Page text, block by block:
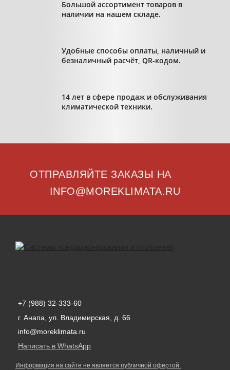
Большой ассортимент товаров в
наличии на нашем складе.
Удобные способы оплаты, наличный и
безналичный расчёт, QR-кодом.
14 лет в сфере продаж и обслуживания
климатической техники.
ОТПРАВЛЯЙТЕ ЗАКАЗЫ НА
INFO@MOREKLIMATA.RU
+7 (988) 32-333-60
г. Анапа, ул. Владимирская, д. 66
info@moreklimata.ru
Написать в WhatsApp
Информация на сайте не является публичной офертой.